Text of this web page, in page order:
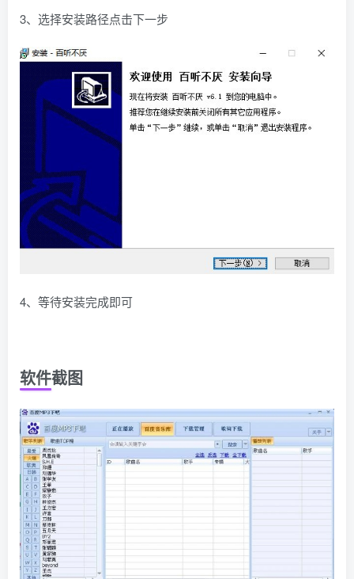
3、选择安装路径点击下一步
4、等待安装完成即可
软件截图